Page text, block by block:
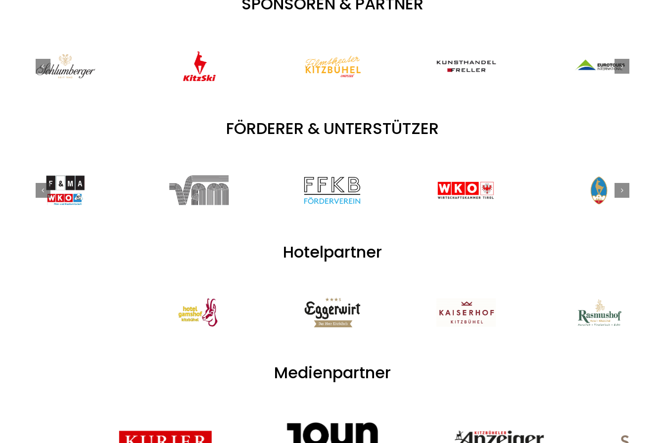
FÖRDERER & UNTERSTÜTZER
Hotelpartner
Medienpartner